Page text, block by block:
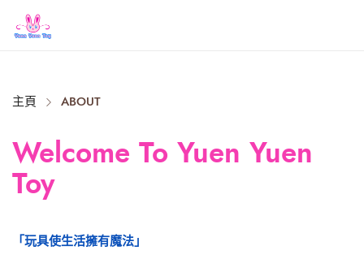
主頁 ABOUT
Welcome To Yuen Yuen
Toy
「玩具使生活擁有魔法」
Close